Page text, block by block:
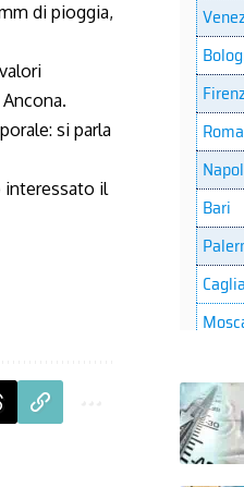
di pioggia,
si parla
interessato il